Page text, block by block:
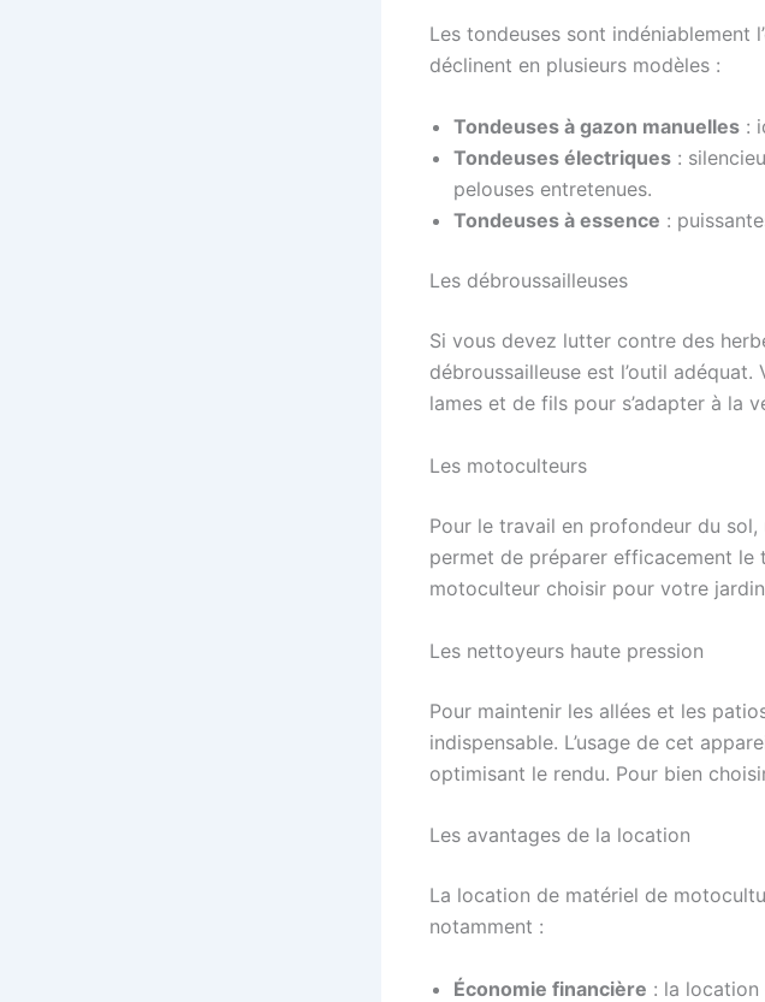
Les tondeuses sont indéniablement
déclinent en plusieurs modèles :
Tondeuses à gazon manuelles :
Tondeuses électriques :
pelouses entretenues.
Tondeuses à essence :
Les débroussailleuses
Si vous devez lutter contre des
débroussailleuse est l’outil
lames et de fils pour s’adapter à la
Les motoculteurs
Pour le travail en profondeur du sol,
permet de préparer efficacement le
motoculteur choisir pour votre
Les nettoyeurs haute pression
Pour maintenir les allées et les
indispensable. L’usage de cet
optimisant le rendu. Pour bien
Les avantages de la location
La location de matériel de
notamment :
Économie financière : la location